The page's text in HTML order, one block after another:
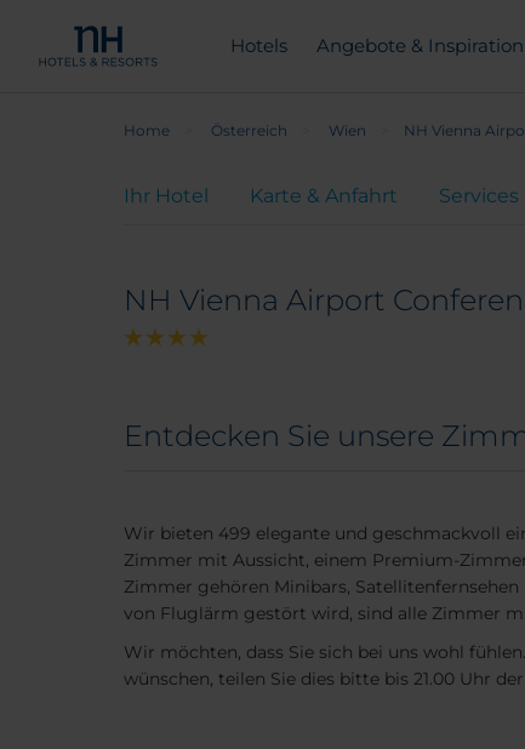
Hotels Angebote & Inspiration
Home Österreich Wien NH Vienna
Ihr Hotel Karte & Anfahrt Services
NH Vienna Airport
Entdecken Sie unsere
Wir bieten 499 elegante und geschmackvoll
Zimmer mit Aussicht, einem Premium-
Zimmer gehören Minibars,
von Fluglärm gestört wird, sind alle Zimmer
Wir möchten, dass Sie sich bei uns wohl
wünschen, teilen Sie dies bitte bis 21.00 Uhr